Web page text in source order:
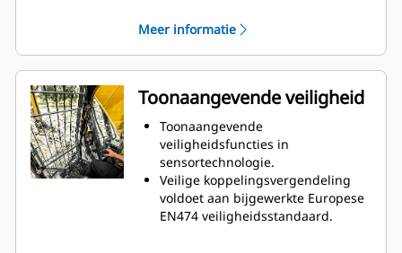
Machinepositie van snelkoppeling
zorgt voor de beste bracketto-
koppelingsverbinding.
Snelkoppelingen worden
geïnstalleerd in dezelfde richting
als de vergrendelingskracht met
een sterke flens als solide fitting.
Geen vergrendelingsringen of -
moeren die de kans op losse of
gebroken onderdelen vergroten.
Meer informatie
Toonaangevende veiligheid
Toonaangevende
veiligheidsfuncties in
sensortechnologie.
Veilige koppelingsvergendeling
voldoet aan bijgewerkte Europese
EN474 veiligheidsstandaard.